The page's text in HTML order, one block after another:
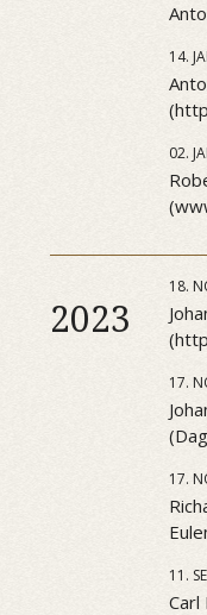
14.
02.
2023
18.
17.
17.
11.
Carl